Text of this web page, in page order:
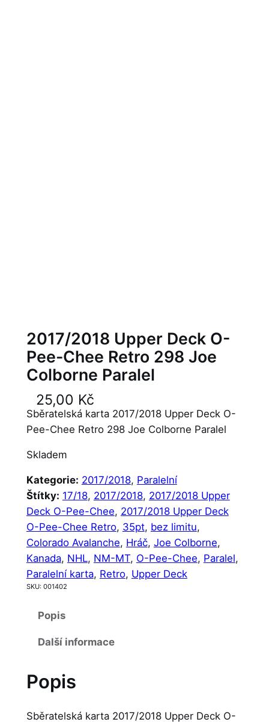
2017/2018 Upper Deck O-
Pee-Chee Retro 298 Joe
Colborne Paralel
25,00 Kč
Sběratelská karta 2017/2018 Upper Deck O-
Pee-Chee Retro 298 Joe Colborne Paralel
Skladem
Kategorie: 2017/2018, Paralelní
Štítky: 17/18, 2017/2018, 2017/2018 Upper
Deck O-Pee-Chee, 2017/2018 Upper Deck
O-Pee-Chee Retro, 35pt, bez limitu
Colorado Avalanche, Hráč, Joe Colborne
Kanada, NHL, NM-MT, O-Pee-Chee, Paralel
Paralelní karta, Retro, Upper Deck
SKU: 001402
Popis
Další informace
Popis
Sběratelská karta 2017/2018 Upper Deck O-